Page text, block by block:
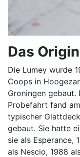
Das
Die Lumey wurde
Coops in
Groningen gebaut.
Probefahrt fand
typischer
gebaut. Sie hatte
sie als Esperance,
als Nescio, 1988